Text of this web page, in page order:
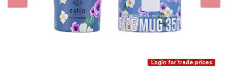
Login for trade prices